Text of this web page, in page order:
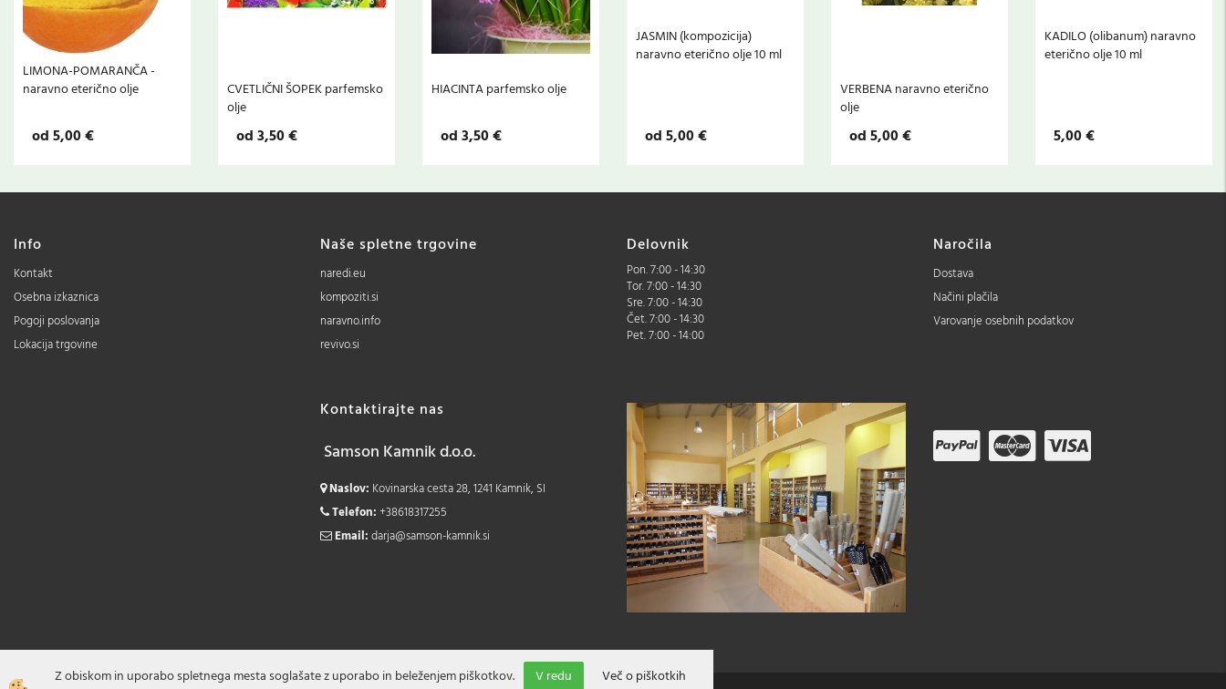
LIMONA-POMARANČA -
naravno eterično olje
od 5,00 €
CVETLIČNI ŠOPEK parfemsko
olje
od 3,50 €
HIACINTA parfemsko olje
od 3,50 €
JASMIN (kompozicija)
naravno eterično olje 10 ml
od 5,00 €
VERBENA naravno eterično
olje
od 5,00 €
KADILO (olibanum) naravno
eterično olje 10 ml
5,00 €
Info
Kontakt
Osebna izkaznica
Pogoji poslovanja
Lokacija trgovine
Naše spletne trgovine
naredi.eu
kompoziti.si
naravno.info
revivo.si
Delovnik
Pon. 7:00 - 14:30
Tor. 7:00 - 14:30
Sre. 7:00 - 14:30
Čet. 7:00 - 14:30
Pet. 7:00 - 14:00
Naročila
Dostava
Načini plačila
Varovanje osebnih podatkov
Kontaktirajte nas
Samson Kamnik d.o.o.
Naslov: Kovinarska cesta 28, 1241 Kamnik, SI
Telefon:+38618317255
Email:darja@samson-kamnik.si
Z obiskom in uporabo spletnega mesta soglašate z uporabo in beleženjem piškotkov. V redu Več o piškotkih